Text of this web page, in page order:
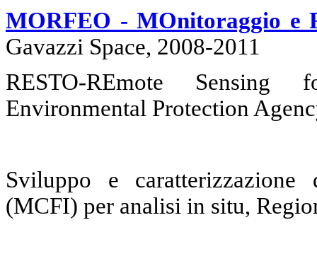
MORFEO - MOnitoraggio e
Gavazzi Space, 2008-2011
RESTO-REmote Sensing
Environmental Protection
Sviluppo e
(MCFI) per analisi in situ,